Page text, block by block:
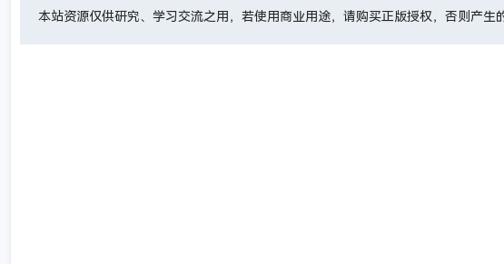
本站资源仅供研究、学习交流之用，若使用商业用途，请购买正版授权，否则产生